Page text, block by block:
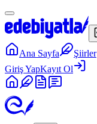
Ana Sayfa Şiirler
Giriş YapKayıt Ol